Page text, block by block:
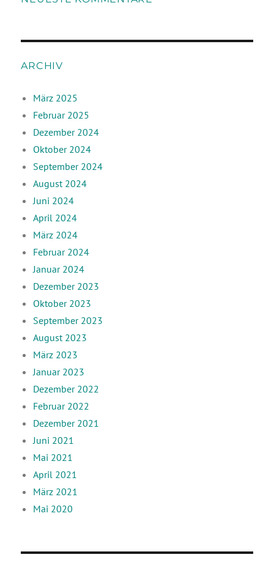
ARCHIV
März 2025
Februar 2025
Dezember 2024
Oktober 2024
September 2024
August 2024
Juni 2024
April 2024
März 2024
Februar 2024
Januar 2024
Dezember 2023
Oktober 2023
September 2023
August 2023
März 2023
Januar 2023
Dezember 2022
Februar 2022
Dezember 2021
Juni 2021
Mai 2021
April 2021
März 2021
Mai 2020